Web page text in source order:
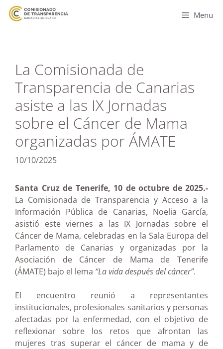
Menu
La Comisionada de
Transparencia de Canarias
asiste a las IX Jornadas
sobre el Cáncer de Mama
organizadas por ÁMATE
10/10/2025
Santa Cruz de Tenerife, 10 de octubre de 2025.-
La Comisionada de Transparencia y Acceso a la
Información Pública de Canarias, Noelia García,
asistió este viernes a las IX Jornadas sobre el
Cáncer de Mama, celebradas en la Sala Europa del
Parlamento de Canarias y organizadas por la
Asociación de Cáncer de Mama de Tenerife
(ÁMATE) bajo el lema “La vida después del cáncer”.
El encuentro reunió a representantes
institucionales, profesionales sanitarios y personas
afectadas por la enfermedad, con el objetivo de
reflexionar sobre los retos que afrontan las
mujeres tras superar el cáncer de mama y de